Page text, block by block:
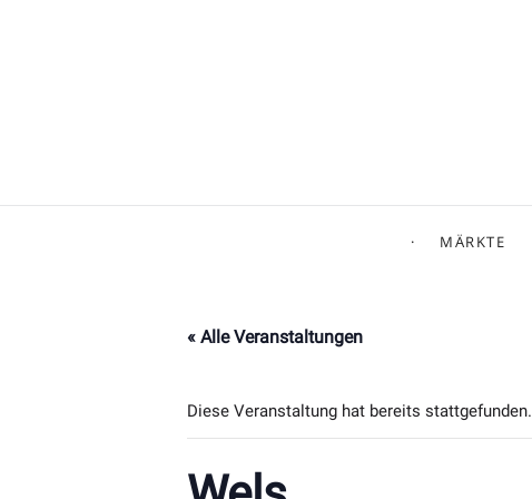
MÄRKTE
« Alle Veranstaltungen
Diese Veranstaltung hat bereits stattgefunden.